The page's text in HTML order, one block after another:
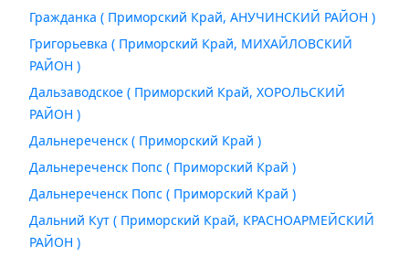
Гражданка ( Приморский Край, АНУЧИНСКИЙ РАЙОН )
Григорьевка ( Приморский Край, МИХАЙЛОВСКИЙ
РАЙОН )
Дальзаводское ( Приморский Край, ХОРОЛЬСКИЙ
РАЙОН )
Дальнереченск ( Приморский Край )
Дальнереченск Попс ( Приморский Край )
Дальнереченск Попс ( Приморский Край )
Дальний Кут ( Приморский Край, КРАСНОАРМЕЙСКИЙ
РАЙОН )